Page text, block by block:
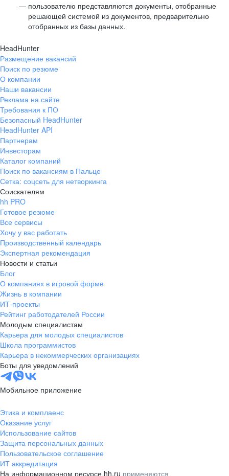
пользователю представляются документы, отобранные
решающей системой из документов, предварительно
отобранных из базы данных.
HeadHunter
Размещение вакансий
Поиск по резюме
О компании
Наши вакансии
Реклама на сайте
Требования к ПО
Безопасный HeadHunter
HeadHunter API
Партнерам
Инвесторам
Каталог компаний
Поиск по вакансиям в Пальце
Сетка: соцсеть для нетворкинга
Соискателям
hh PRO
Готовое резюме
Все сервисы
Хочу у вас работать
Производственный календарь
Экспертная рекомендация
Новости и статьи
Блог
О компаниях в игровой форме
Жизнь в компании
ИТ-проекты
Рейтинг работодателей России
Молодым специалистам
Карьера для молодых специалистов
Школа программистов
Карьера в некоммерческих организациях
Боты для уведомлений
Мобильное приложение
Этика и комплаенс
Оказание услуг
Использование сайтов
Защита персональных данных
Пользовательское соглашение
ИТ аккредитация
На информационном ресурсе hh.ru применяются